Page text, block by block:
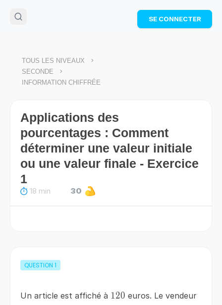
🌴Cahier de vacances offert
: révise les maths cet
Télécharge ton PDF gratuit et progresse avec des
SE CONNECTER
TOUS LES NIVEAUX >
SECONDE >
INFORMATION CHIFFRÉE
Applications des
pourcentages : Comment
déterminer une valeur initiale
ou une valeur finale - Exercice
1
18 min 30
QUESTION 1
Un article est affiché à 120
120 euros. Le vendeur